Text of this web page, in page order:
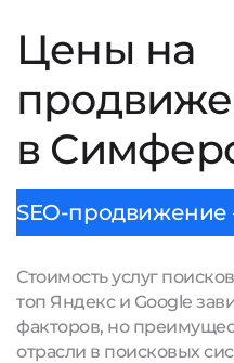
Цены на
в
SEO-продвижение
Стоимость услуг
топ Яндекс и Google
факторов, но
отрасли в поисковых